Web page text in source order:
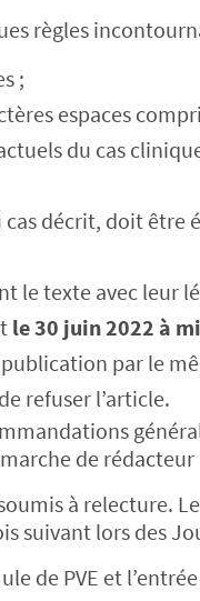
règles
;
espaces
du cas
décrit, doit être
le texte avec leur
le 30 juin 2022 à
par le
refuser l’article.
de rédacteur
à relecture.
suivant lors des
de PVE et